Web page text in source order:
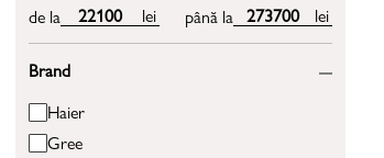
de la lei până la lei
Brand
Haier
Gree